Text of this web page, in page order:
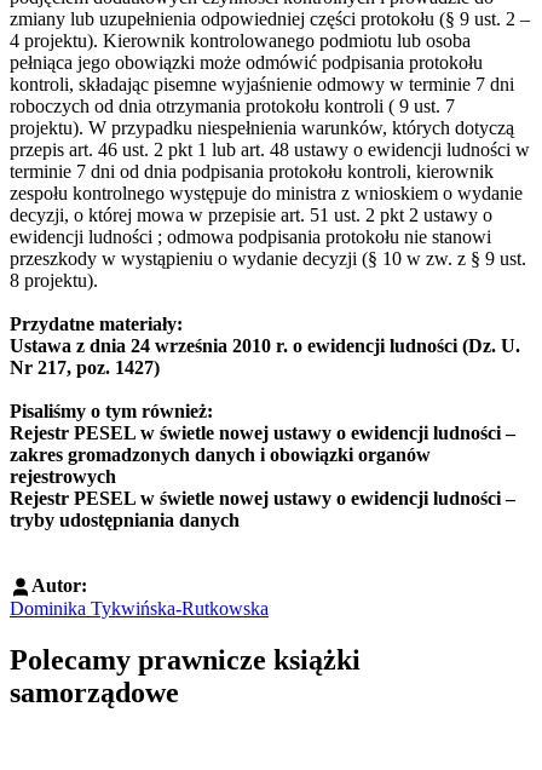
zmiany lub uzupełnienia odpowiedniej części protokołu (§ 9 ust. 2 –
4 projektu). Kierownik kontrolowanego podmiotu lub osoba
pełniąca jego obowiązki może odmówić podpisania protokołu
kontroli, składając pisemne wyjaśnienie odmowy w terminie 7 dni
roboczych od dnia otrzymania protokołu kontroli ( 9 ust. 7
projektu). W przypadku niespełnienia warunków, których dotyczą
przepis art. 46 ust. 2 pkt 1 lub art. 48 ustawy o ewidencji ludności w
terminie 7 dni od dnia podpisania protokołu kontroli, kierownik
zespołu kontrolnego występuje do ministra z wnioskiem o wydanie
decyzji, o której mowa w przepisie art. 51 ust. 2 pkt 2 ustawy o
ewidencji ludności ; odmowa podpisania protokołu nie stanowi
przeszkody w wystąpieniu o wydanie decyzji (§ 10 w zw. z § 9 ust.
8 projektu).
Przydatne materiały:
Ustawa z dnia 24 września 2010 r. o ewidencji ludności (Dz. U.
Nr 217, poz. 1427)
Pisaliśmy o tym również:
Rejestr PESEL w świetle nowej ustawy o ewidencji ludności –
zakres gromadzonych danych i obowiązki organów
rejestrowych
Rejestr PESEL w świetle nowej ustawy o ewidencji ludności –
tryby udostępniania danych
Autor:
Dominika Tykwińska-Rutkowska
Polecamy prawnicze książki
samorządowe